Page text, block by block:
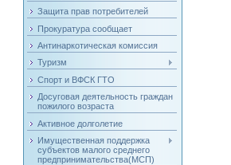
Защита прав потребителей
Прокуратура сообщает
Антинаркотическая комиссия
Туризм
Спорт и ВФСК ГТО
Досуговая деятельность граждан
пожилого возраста
Активное долголетие
Имущественная поддержка
субъектов малого среднего
предпринимательства(МСП)